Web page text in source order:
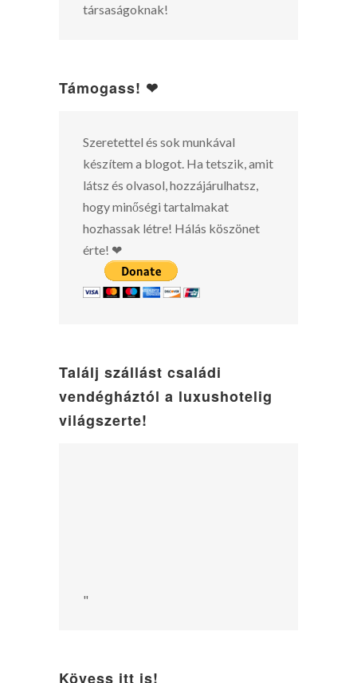
társaságoknak!
Támogass! ❤
Szeretettel és sok munkával
készítem a blogot. Ha tetszik, amit
látsz és olvasol, hozzájárulhatsz,
hogy minőségi tartalmakat
hozhassak létre! Hálás köszönet
érte! ❤
Találj szállást családi
vendégháztól a luxushotelig
világszerte!
"
Kövess itt is!